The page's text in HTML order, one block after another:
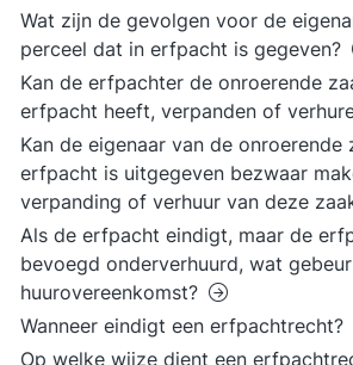
Wat zijn de gevolgen voor de
perceel dat in erfpacht is gegeven?
Kan de erfpachter de onroerende
erfpacht heeft, verpanden of
Kan de eigenaar van de onroerende
erfpacht is uitgegeven bezwaar
verpanding of verhuur van deze
Als de erfpacht eindigt, maar de
bevoegd onderverhuurd, wat
huurovereenkomst?
Wanneer eindigt een erfpachtrecht?
Op welke wijze dient een